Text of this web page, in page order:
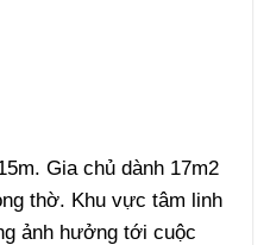
Gia chủ dành 17m2
thờ. Khu vực tâm linh
ảnh hưởng tới cuộc